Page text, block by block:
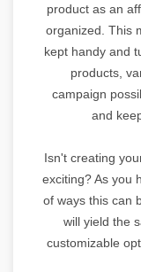
product as an
organized. This
kept handy and
products,
campaign
and
Isn't creating
exciting? As you
of ways this can
will yield the
customizable